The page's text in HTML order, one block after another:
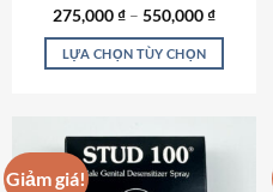
phẩm
Được xếp
hạng4.87
5 sao
275,000₫ – 550,000₫
LỰA CHỌN TÙY CHỌN
có
nhiều
Giảm giá!